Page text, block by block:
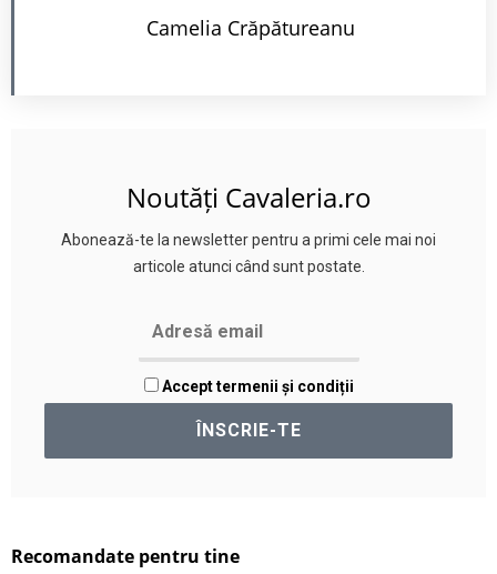
Camelia Crăpătureanu
Noutăți Cavaleria.ro
Abonează-te la newsletter pentru a primi cele mai noi
articole atunci când sunt postate.
Accept termenii și condiții
Recomandate pentru tine